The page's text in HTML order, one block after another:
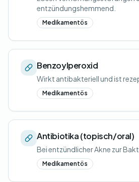
entzündungshemmend.
Medikamentös
Benzoylperoxid
Wirkt antibakteriell und ist
Medikamentös
Antibiotika (topisch/oral)
Bei entzündlicher Akne zur
Medikamentös